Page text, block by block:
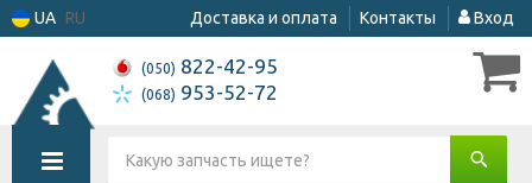
UA RU Доставка и оплата Контакты Вход
(050) 822-42-95
(068) 953-52-72